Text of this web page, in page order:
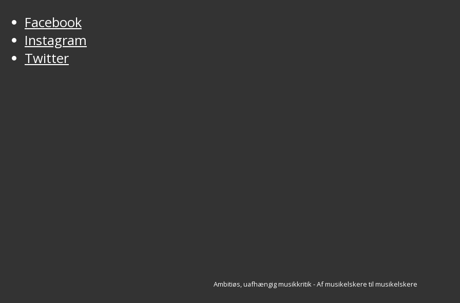
Facebook
Instagram
Twitter
Ambitiøs, uafhængig musikkritik - Af musikelskere til musikelskere